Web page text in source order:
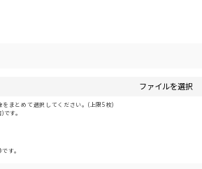
ファイルを選択
まとめて選択してください。(上限5枚)
す。
す。